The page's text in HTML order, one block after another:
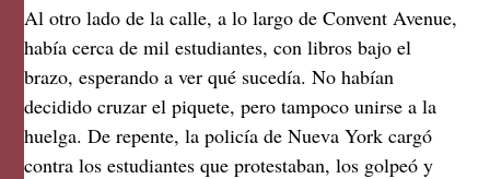
Al otro lado de la calle, a lo largo de Convent Avenue,
había cerca de mil estudiantes, con libros bajo el
brazo, esperando a ver qué sucedía. No habían
decidido cruzar el piquete, pero tampoco unirse a la
huelga. De repente, la policía de Nueva York cargó
contra los estudiantes que protestaban, los golpeó y